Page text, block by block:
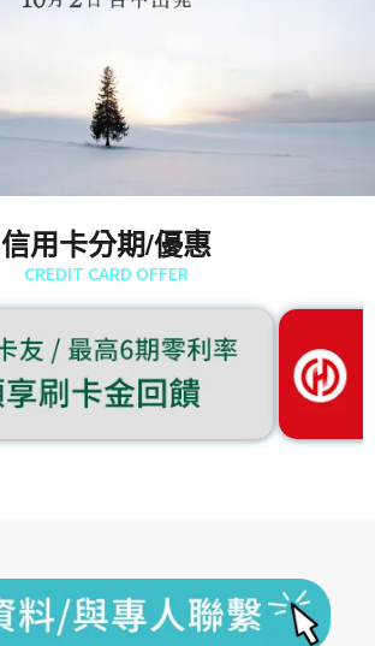
信用卡分期/優惠
CREDIT CARD OFFER